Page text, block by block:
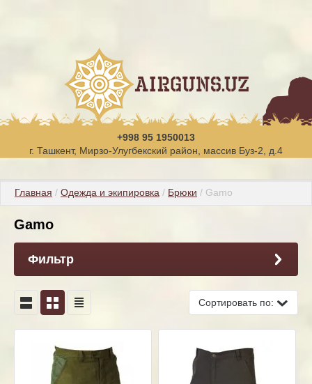
+998 95 1950013
г. Ташкент, Мирзо-Улугбекский район, массив Буз-2, д.4
Главная / Одежда и экипировка / Брюки / Gamo
Gamo
Фильтр
Сортировать по: